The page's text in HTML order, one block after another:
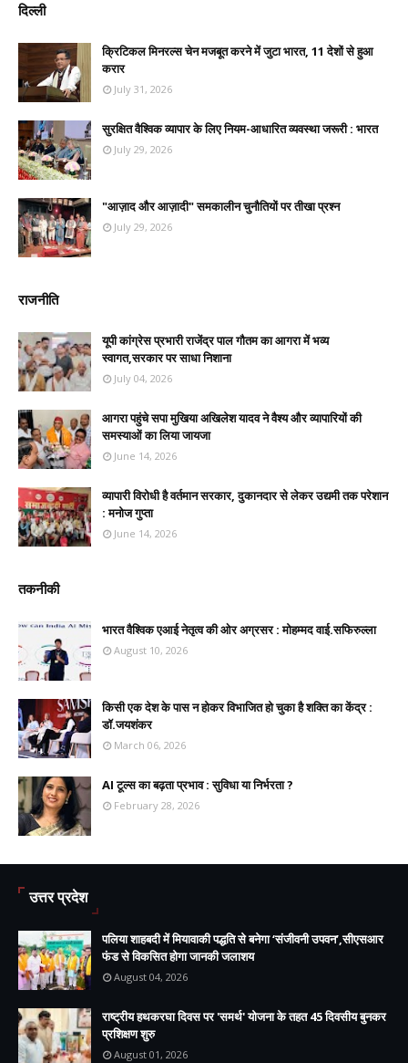
दिल्ली
क्रिटिकल मिनरल्स चेन मजबूत करने में जुटा भारत, 11 देशों से हुआ
करार
July 31, 2026
सुरक्षित वैश्विक व्यापार के लिए नियम-आधारित व्यवस्था जरूरी : भारत
July 29, 2026
"आज़ाद और आज़ादी" समकालीन चुनौतियों पर तीखा प्रश्न
July 29, 2026
राजनीति
यूपी कांग्रेस प्रभारी राजेंद्र पाल गौतम का आगरा में भव्य
स्वागत,सरकार पर साधा निशाना
July 04, 2026
आगरा पहुंचे सपा मुखिया अखिलेश यादव ने वैश्य और व्यापारियों की
समस्याओं का लिया जायजा
June 14, 2026
व्यापारी विरोधी है वर्तमान सरकार, दुकानदार से लेकर उद्यमी तक परेशान
: मनोज गुप्ता
June 14, 2026
तकनीकी
भारत वैश्विक एआई नेतृत्व की ओर अग्रसर : मोहम्मद वाई.सफिरुल्ला
August 10, 2026
किसी एक देश के पास न होकर विभाजित हो चुका है शक्ति का केंद्र :
डॉ.जयशंकर
March 06, 2026
AI टूल्स का बढ़ता प्रभाव : सुविधा या निर्भरता ?
February 28, 2026
उत्तर प्रदेश
पलिया शाहबदी में मियावाकी पद्धति से बनेगा ‘संजीवनी उपवन’,सीएसआर
फंड से विकसित होगा जानकी जलाशय
August 04, 2026
राष्ट्रीय हथकरघा दिवस पर 'समर्थ' योजना के तहत 45 दिवसीय बुनकर
प्रशिक्षण शुरु
August 01, 2026